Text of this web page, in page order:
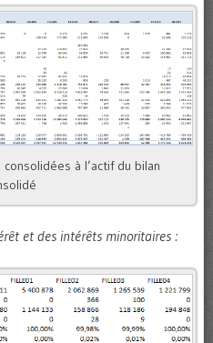
à l’actif du bilan
et des intérêts minoritaires :